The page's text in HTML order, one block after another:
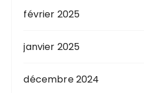
février 2025
janvier 2025
décembre 2024